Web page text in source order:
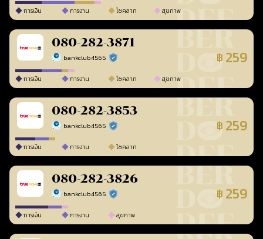
การเงิน การงาน โชคลาภ สุขภาพ
080-282-3871
bankclub4565 ร้านยืนยันแล้ว ฿ 259
การเงิน การงาน โชคลาภ สุขภาพ
080-282-3853
bankclub4565 ร้านยืนยันแล้ว ฿ 259
การเงิน การงาน โชคลาภ
080-282-3826
bankclub4565 ร้านยืนยันแล้ว ฿ 259
การเงิน การงาน สุขภาพ